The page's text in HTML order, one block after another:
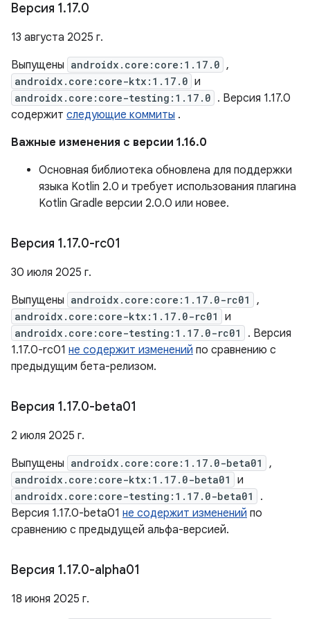
Версия 1.17.0
13 августа 2025 г.
Выпущены androidx.core:core:1.17.0 ,
androidx.core:core-ktx:1.17.0 и
androidx.core:core-testing:1.17.0 . Версия 1.17.0
содержит следующие коммиты .
Важные изменения с версии 1.16.0
Основная библиотека обновлена ​​для поддержки
языка Kotlin 2.0 и требует использования плагина
Kotlin Gradle версии 2.0.0 или новее.
Версия 1.17.0-rc01
30 июля 2025 г.
Выпущены androidx.core:core:1.17.0-rc01 ,
androidx.core:core-ktx:1.17.0-rc01 и
androidx.core:core-testing:1.17.0-rc01
. Версия
1.17.0-rc01 не содержит изменений по сравнению с
предыдущим бета-релизом.
Версия 1.17.0-beta01
2 июля 2025 г.
Выпущены androidx.core:core:1.17.0-beta01 ,
androidx.core:core-ktx:1.17.0-beta01 и
androidx.core:core-testing:1.17.0-beta01
.
Версия 1.17.0-beta01 не содержит изменений по
сравнению с предыдущей альфа-версией.
Версия 1.17.0-alpha01
18 июня 2025 г.